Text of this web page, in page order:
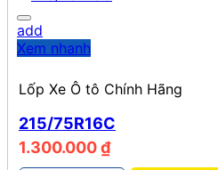
add
Xem nhanh
Lốp Xe Ô tô Chính Hãng
215/75R16C
1.300.000₫